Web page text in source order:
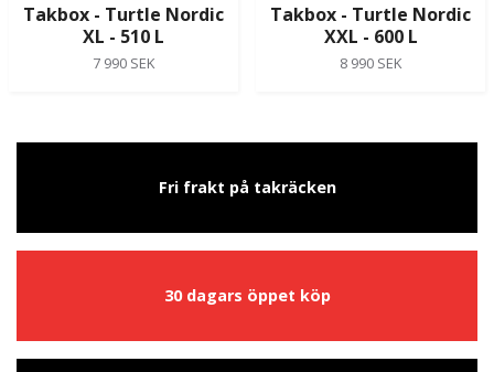
Takbox - Turtle Nordic
XL - 510 L
7 990 SEK
Takbox - Turtle Nordic
XXL - 600 L
8 990 SEK
Fri frakt på takräcken
30 dagars öppet köp